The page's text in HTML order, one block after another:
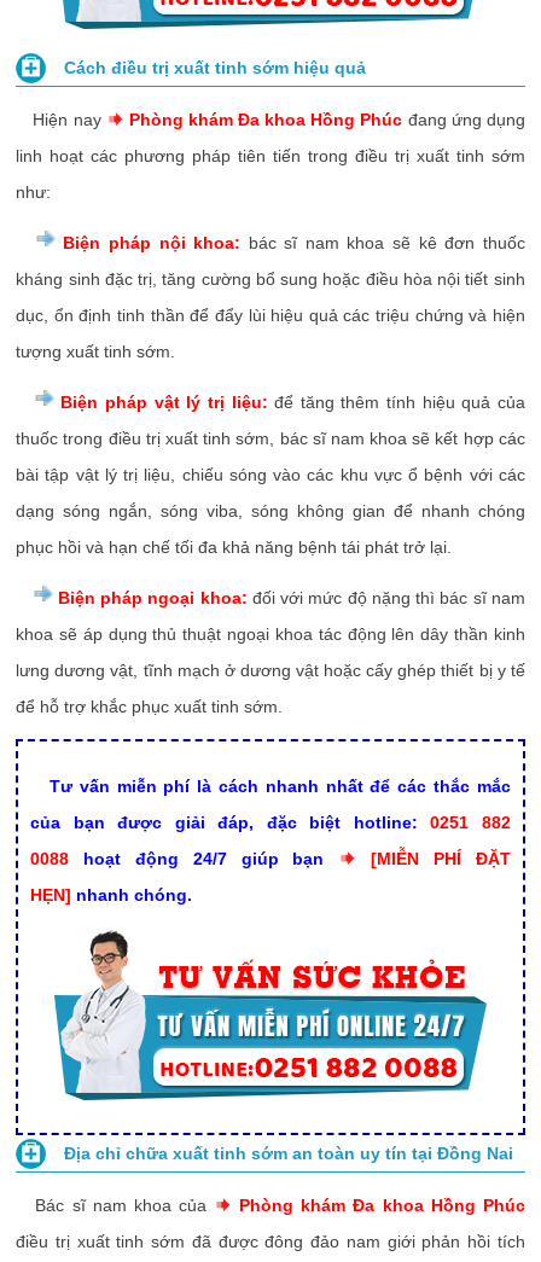
Cách điều trị xuất tinh sớm hiệu quả
Hiện nay Phòng khám Đa khoa Hồng Phúc đang ứng dụng
linh hoạt các phương pháp tiên tiến trong điều trị xuất tinh sớm
như:
Biện pháp nội khoa: bác sĩ nam khoa sẽ kê đơn thuốc
kháng sinh đặc trị, tăng cường bổ sung hoặc điều hòa nội tiết sinh
dục, ổn định tinh thần để đẩy lùi hiệu quả các triệu chứng và hiện
tượng xuất tinh sớm.
Biện pháp vật lý trị liệu: để tăng thêm tính hiệu quả của
thuốc trong điều trị xuất tinh sớm, bác sĩ nam khoa sẽ kết hợp các
bài tập vật lý trị liệu, chiếu sóng vào các khu vực ổ bệnh với các
dạng sóng ngắn, sóng viba, sóng không gian để nhanh chóng
phục hồi và hạn chế tối đa khả năng bệnh tái phát trở lại.
Biện pháp ngoại khoa: đối với mức độ nặng thì bác sĩ nam
khoa sẽ áp dụng thủ thuật ngoại khoa tác động lên dây thần kinh
lưng dương vật, tĩnh mạch ở dương vật hoặc cấy ghép thiết bị y tế
để hỗ trợ khắc phục xuất tinh sớm.
Tư vấn miễn phí là cách nhanh nhất để các thắc mắc
của bạn được giải đáp, đặc biệt
hotline:0251 882
0088
hoạt động 24/7 giúp bạn
[MIỄN PHÍ ĐẶT
HẸN] nhanh chóng.
Địa chỉ chữa xuất tinh sớm an toàn uy tín tại Đồng Nai
Bác sĩ nam khoa của
Phòng khám Đa khoa Hồng Phúc
điều trị xuất tinh sớm đã được đông đảo nam giới phản hồi tích